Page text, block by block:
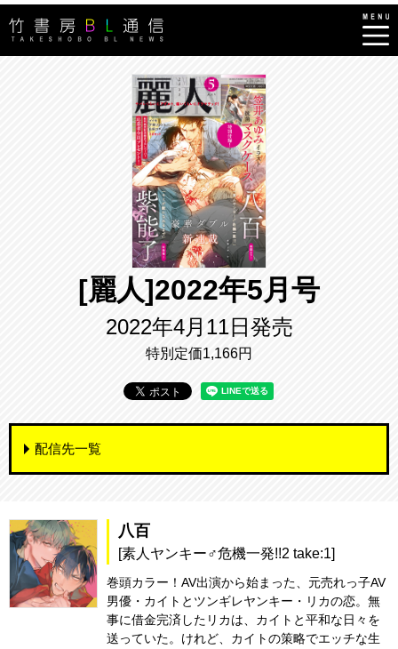
[麗人]2022年5月号
2022年4月11日発売
特別定価1,166円
配信先一覧
八百
[素人ヤンキー♂危機一発!!2 take:1]
巻頭カラー！AV出演から始まった、元売れっ子AV
男優・カイトとツンギレヤンキー・リカの恋。無
事に借金完済したリカは、カイトと平和な日々を
送っていた。けれど、カイトの策略でエッチな生